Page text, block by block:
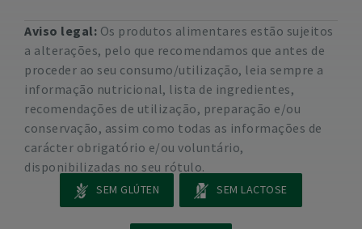
Aviso legal: Os produtos alimentares estão sujeitos
a alterações, pelo que recomendamos que antes de
proceder ao seu consumo/utilização, leia sempre a
informação nutricional, lista de ingredientes,
recomendações de utilização, preparação e/ou
conservação, assim como todas as informações de
carácter obrigatório e/ou voluntário,
disponibilizadas no seu rótulo.
SEM GLÚTEN SEM LACTOSE